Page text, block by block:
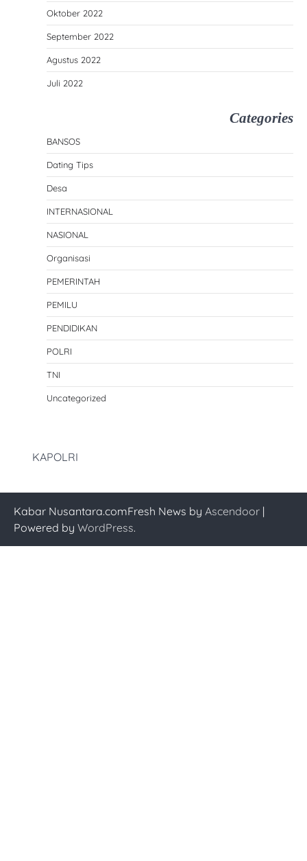
Oktober 2022
September 2022
Agustus 2022
Juli 2022
Categories
BANSOS
Dating Tips
Desa
INTERNASIONAL
NASIONAL
Organisasi
PEMERINTAH
PEMILU
PENDIDIKAN
POLRI
TNI
Uncategorized
KAPOLRI
Kabar Nusantara.comFresh News by Ascendoor |
Powered by WordPress.